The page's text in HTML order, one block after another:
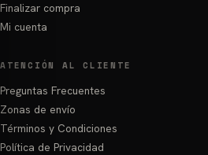
Finalizar compra
Mi cuenta
ATENCIÓN AL CLIENTE
Preguntas Frecuentes
Zonas de envío
Términos y Condiciones
Política de Privacidad